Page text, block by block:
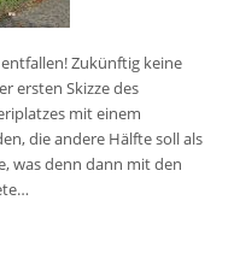
Zukünftig keine
ersten Skizze des
mit einem
die andere Hälfte soll als
was denn dann mit den